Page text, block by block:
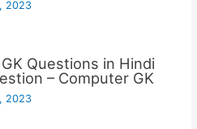
2023
Questions in Hindi
– Computer GK
2023